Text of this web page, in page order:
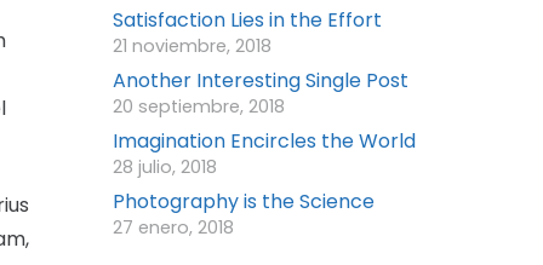
Satisfaction Lies in the Effort
21 noviembre, 2018
Another Interesting Single Post
20 septiembre, 2018
Imagination Encircles the World
28 julio, 2018
Photography is the Science
27 enero, 2018